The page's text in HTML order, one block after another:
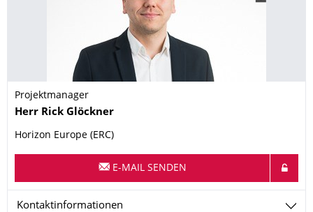
Projektmanager
Name
Herr Rick Glöckner
Horizon Europe (ERC)
E-MAIL SENDEN
Kontaktinformationen